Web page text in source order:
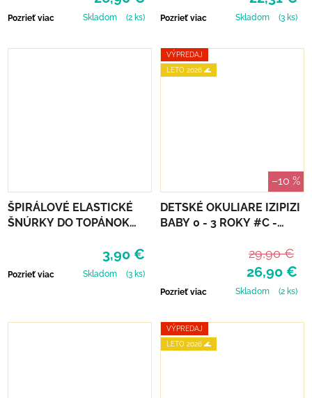
Pozrieť viac Skladom (2 ks) Pozrieť viac Skladom (3 ks)
ŠPIRÁLOVÉ ELASTICKÉ
ŠNÚRKY DO TOPÁNOK
3,90 €
Pozrieť viac Skladom (3 ks)
VÝPREDAJ
LETO 2026 🌊
–10 %
DETSKÉ OKULIARE IZIPIZI
BABY 0 - 3 ROKY #C -
26,90 €
29,90 €
Pozrieť viac Skladom (2 ks)
VÝPREDAJ
LETO 2026 🌊